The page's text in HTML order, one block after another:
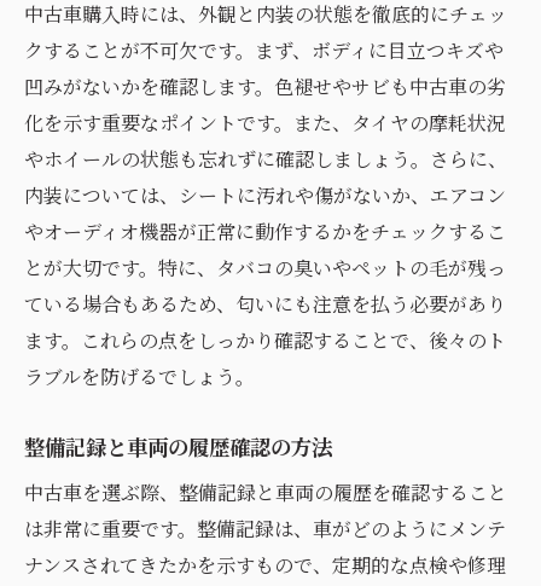
中古車購入時には、外観と内装の状態を徹底的にチェッ
クすることが不可欠です。まず、ボディに目立つキズや
凹みがないかを確認します。色褪せやサビも中古車の劣
化を示す重要なポイントです。また、タイヤの摩耗状況
やホイールの状態も忘れずに確認しましょう。さらに、
内装については、シートに汚れや傷がないか、エアコン
やオーディオ機器が正常に動作するかをチェックするこ
とが大切です。特に、タバコの臭いやペットの毛が残っ
ている場合もあるため、匂いにも注意を払う必要があり
ます。これらの点をしっかり確認することで、後々のト
ラブルを防げるでしょう。
整備記録と車両の履歴確認の方法
中古車を選ぶ際、整備記録と車両の履歴を確認すること
は非常に重要です。整備記録は、車がどのようにメンテ
ナンスされてきたかを示すもので、定期的な点検や修理